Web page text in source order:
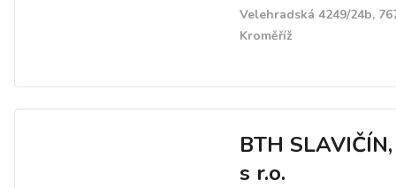
servis, ocenění
řízení, zajištění úvěru,
Velehradská 4249/24b,
Kroměříž
BTH
s r.o.